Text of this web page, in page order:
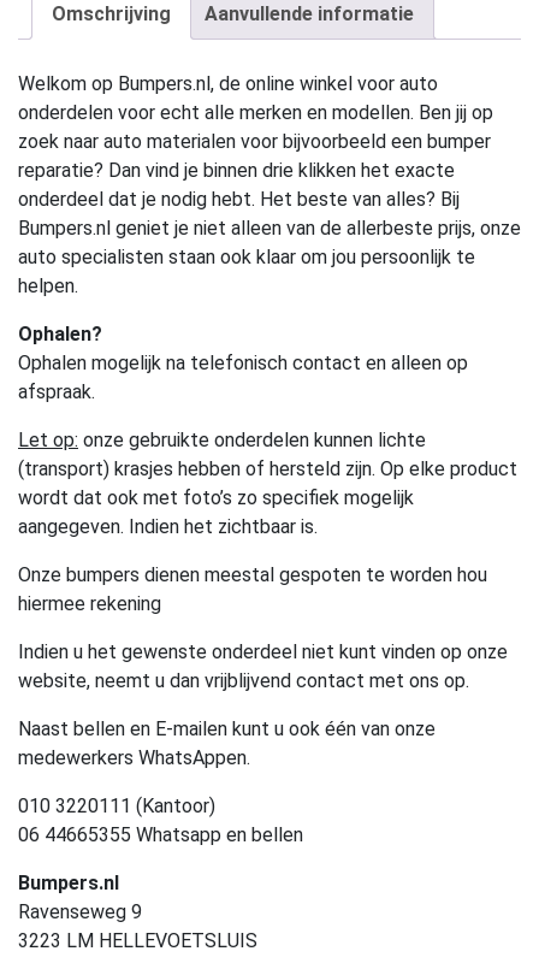
Omschrijving Aanvullende informatie
Welkom op Bumpers.nl, de online winkel voor auto
onderdelen voor echt alle merken en modellen. Ben jij op
zoek naar auto materialen voor bijvoorbeeld een bumper
reparatie? Dan vind je binnen drie klikken het exacte
onderdeel dat je nodig hebt. Het beste van alles? Bij
Bumpers.nl geniet je niet alleen van de allerbeste prijs, onze
auto specialisten staan ook klaar om jou persoonlijk te
helpen.
Ophalen?
Ophalen mogelijk na telefonisch contact en alleen op
afspraak.
Let op: onze gebruikte onderdelen kunnen lichte
(transport) krasjes hebben of hersteld zijn. Op elke product
wordt dat ook met foto’s zo specifiek mogelijk
aangegeven. Indien het zichtbaar is.
Onze bumpers dienen meestal gespoten te worden hou
hiermee rekening
Indien u het gewenste onderdeel niet kunt vinden op onze
website, neemt u dan vrijblijvend contact met ons op.
Naast bellen en E-mailen kunt u ook één van onze
medewerkers WhatsAppen.
010 3220111 (Kantoor)
06 44665355 Whatsapp en bellen
Bumpers.nl
Ravenseweg 9
3223 LM HELLEVOETSLUIS